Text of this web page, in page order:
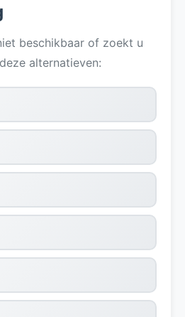
beschikbaar of zoekt u
alternatieven: